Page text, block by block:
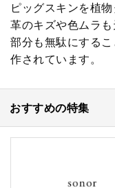
ピッグスキンを植
革のキズや色ムラ
部分も無駄にする
作されています。
おすすめの特集